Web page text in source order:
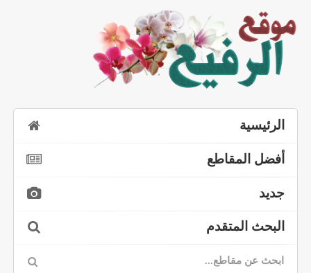
الرئيسية
أفضل المقاطع
جديد
البحث المتقدم